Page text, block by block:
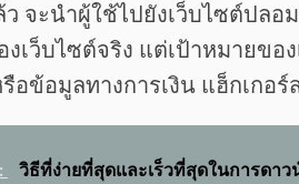
จะนำผู้ใช้ไปยังเว็บไซต์ปล
เว็บไซต์จริง แต่เป้าหมายข
อข้อมูลทางการเงิน แฮ็กเก
วิธีที่ง่ายที่สุดและเร็วที่สุดในการด